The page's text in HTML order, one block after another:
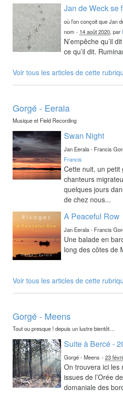
Jan de Weck se
où l’on conçoit que Jan
nom - 14 août 2020, par
N’empêche qu’il
ce qu’il dit.
Voir tous les articles de cette
Gorgé - Eerala
Musique et Field Recording
Swan Night
Jan Eerala - Francis
Francis
Cette nuit, un
chanteurs
quelques jours
de chez nous...
A Peaceful Row
Jan Eerala - Francis
Une balade en
long des côtes de
Voir tous les articles de cette
Gorgé - Meens
Tout ou presque ! depuis un lustre bientôt…
Suite à Bercé -
Gorgé - Meens -23
On trouvera ici les
issues de l’Orée
domaniale des